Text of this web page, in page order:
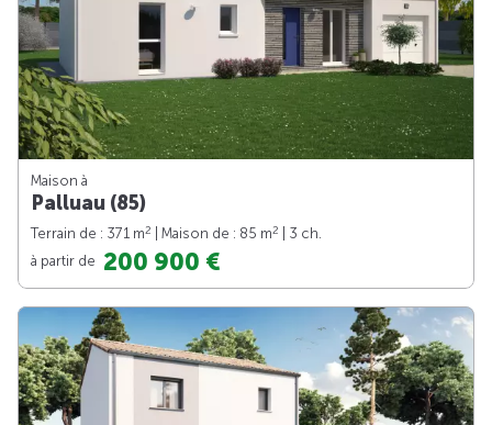
Maison à
Palluau (85)
Terrain de : 371 m2 | Maison de : 85 m2
| 3 ch.
à partir de 200 900 €